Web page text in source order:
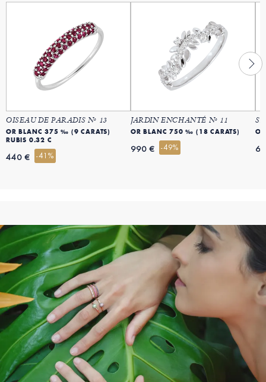
OISEAU DE PARADIS Nº 13
OR BLANC 375 ‰ (9 CARATS)
RUBIS 0.32 C
440 € -41%
JARDIN ENCHANTÉ Nº 11
OR BLANC 750 ‰ (18 CARATS)
990 € -49%